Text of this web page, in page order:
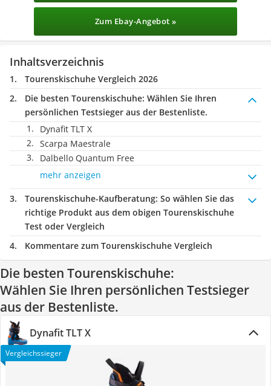
Zum Ebay-Angebot »
Inhaltsverzeichnis
Tourenskischuhe Vergleich 2026
Die besten Tourenskischuhe: Wählen Sie Ihren
persönlichen Testsieger aus der Bestenliste.
Dynafit TLT X
Scarpa Maestrale
Dalbello Quantum Free
mehr anzeigen
Tourenskischuhe-Kaufberatung: So wählen Sie das
richtige Produkt aus dem obigen Tourenskischuhe
Test oder Vergleich
Kommentare zum Tourenskischuhe Vergleich
Die besten Tourenskischuhe:
Wählen Sie Ihren persönlichen Testsieger
aus der Bestenliste.
Dynafit TLT X
Vergleichssieger